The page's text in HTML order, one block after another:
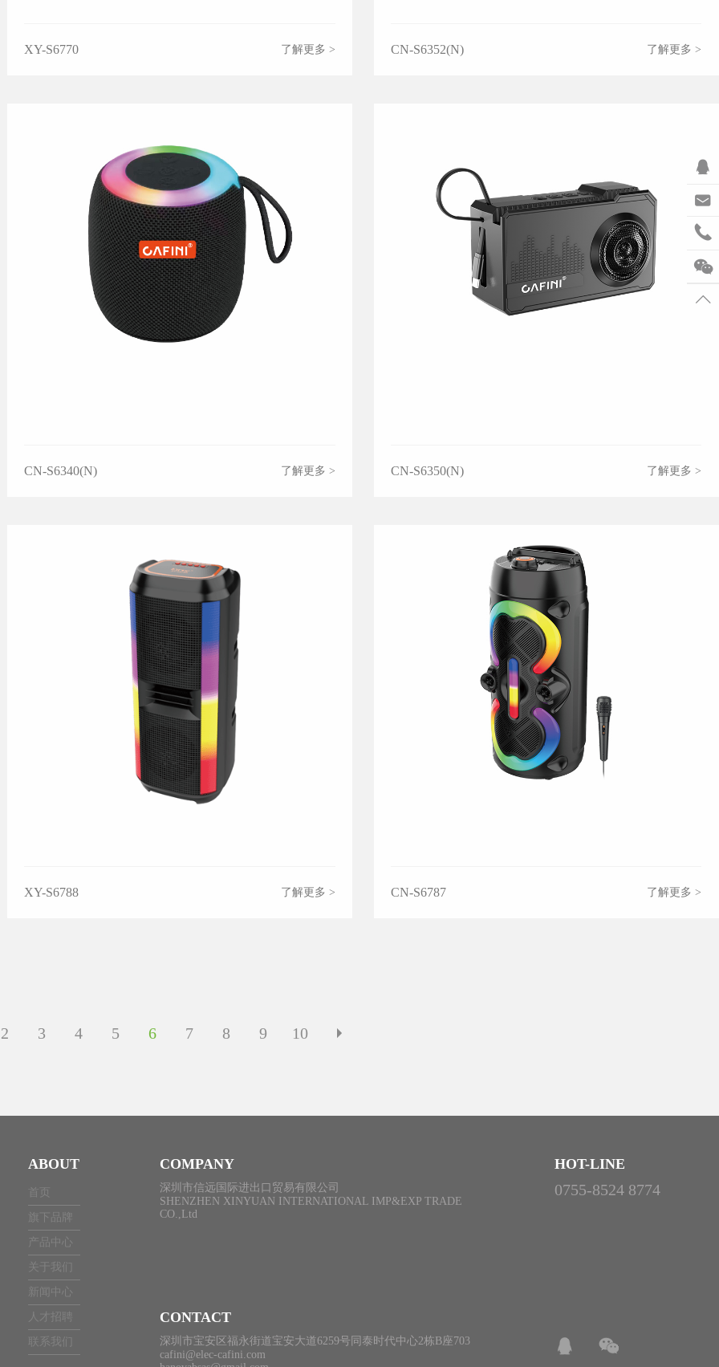
XY-S6770 了解更多 > CN-S6352(N) 了解更多 >
CN-S6340(N) 了解更多 > CN-S6350(N) 了解更多 >
XY-S6788 了解更多 > CN-S6787 了解更多 >
2 3 4 5 6 7 8 9 10
ABOUT
首页
旗下品牌
产品中心
关于我们
新闻中心
人才招聘
联系我们
COMPANY
深圳市信远国际进出口贸易有限公司
SHENZHEN XINYUAN INTERNATIONAL IMP&EXP TRADE
CO.,Ltd
CONTACT
深圳市宝安区福永街道宝安大道6259号同泰时代中心2栋B座703
cafini@elec-cafini.com
HOT-LINE
0755-8524 8774